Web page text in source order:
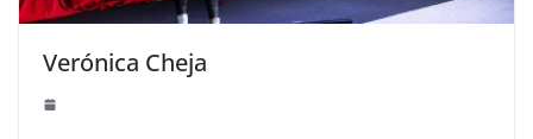
Verónica Cheja